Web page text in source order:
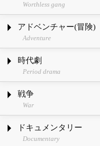
Worthless gang
アドベンチャー(冒険)
Adventure
時代劇
Period drama
戦争
War
ドキュメンタリー
Documentary